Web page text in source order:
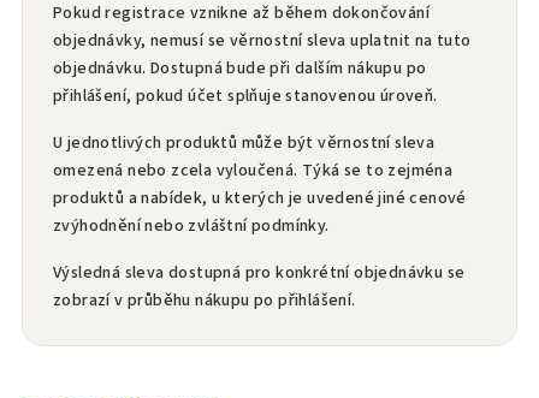
Pokud registrace vznikne až během dokončování
objednávky, nemusí se věrnostní sleva uplatnit na tuto
objednávku. Dostupná bude při dalším nákupu po
přihlášení, pokud účet splňuje stanovenou úroveň.
U jednotlivých produktů může být věrnostní sleva
omezená nebo zcela vyloučená. Týká se to zejména
produktů a nabídek, u kterých je uvedené jiné cenové
zvýhodnění nebo zvláštní podmínky.
Výsledná sleva dostupná pro konkrétní objednávku se
zobrazí v průběhu nákupu po přihlášení.